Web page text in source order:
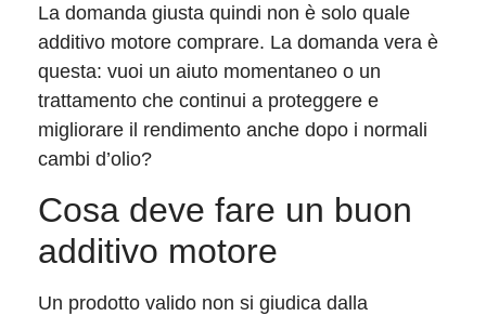
La domanda giusta quindi non è solo quale
additivo motore comprare. La domanda vera è
questa: vuoi un aiuto momentaneo o un
trattamento che continui a proteggere e
migliorare il rendimento anche dopo i normali
cambi d’olio?
Cosa deve fare un buon
additivo motore
Un prodotto valido non si giudica dalla